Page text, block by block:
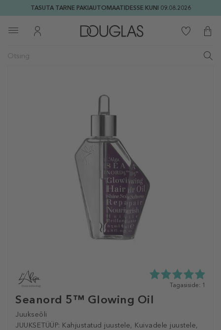
TASUTA TARNE PAKIAUTOMAATIDESSE KUNI 09.08.2026
Seanord 5™ Glowing Oil
Juukseõli
JUUKSETÜÜP: Kahjustatud juustele, Kuivadele juustele,
5.0
Tagasiside: 1